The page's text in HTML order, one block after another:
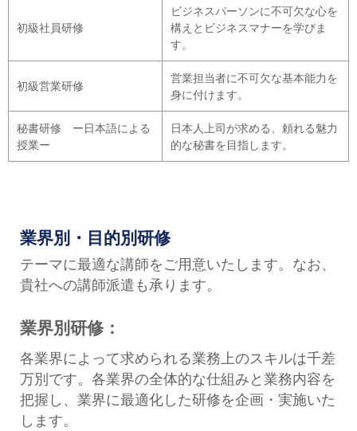
初級社員研修
ビジネスパーソンに不可欠な心を
構えとビジネスマナーを学びま
す。
初級営業研修
営業担当者に不可欠な基本能力を
身に付けます。
秘書研修 ー日本語による
授業ー
日本人上司が求める、頼れる魅力
的な秘書を目指します。
業界別・目的別研修
テーマに最適な講師をご用意いたします。なお、
貴社への講師派遣も承ります。
業界別研修：
各業界によって求められる業務上のスキルは千差
万別です。各業界の全体的な仕組みと業務内容を
把握し、業界に最適化した研修を企画・実施いた
します。